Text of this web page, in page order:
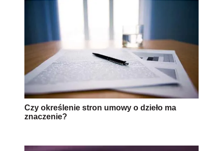
Czy określenie stron umowy o dzieło ma
znaczenie?